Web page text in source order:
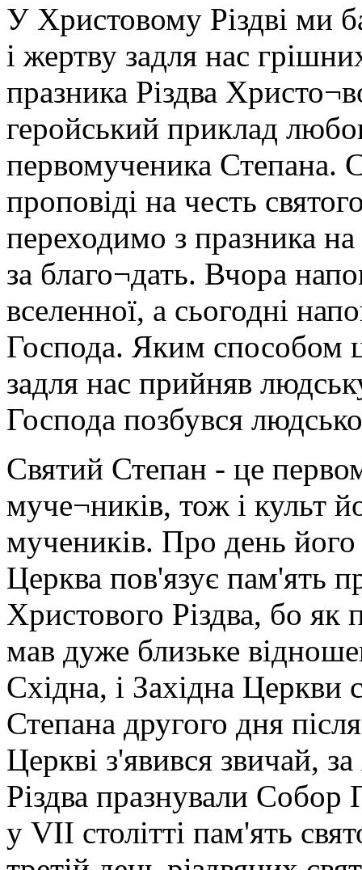
У Христовому Різдві ми
і жертву задля нас
празника Різдва
геройський приклад
первомученика Степана.
проповіді на честь
переходимо з празника
за благо¬дать. Вчора
вселенної, а сьогодні
Господа. Яким способом
задля нас прийняв
Господа позбувся
Святий Степан - це
муче¬ників, тож і культ
мучеників. Про день
Церква пов'язує пам'ять
Христового Різдва, бо
мав дуже близьке
Східна, і Західна Церкви
Степана другого дня
Церкві з'явився звичай,
Різдва празнували Собор
у VII столітті пам'ять